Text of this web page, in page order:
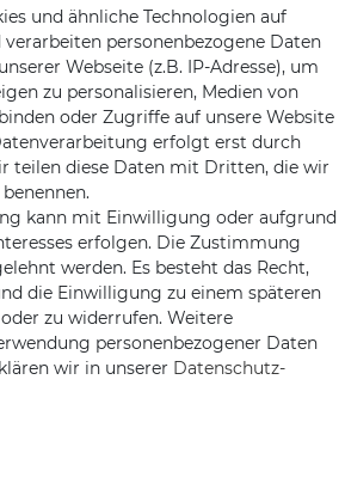
Klindt-Str. 5
22926 Ahrensburg
auf Facebook
auf Twitter
Schnellversand auf YouTube
Schnellversand auf
Schnellversand
und ähnliche Technologien auf
personenbezogene Daten
Webseite (z.B. IP-Adresse), um
zu personalisieren, Medien von
oder Zugriffe auf unsere Website
erfolgt erst durch
teilen diese Daten mit Dritten, die wir
kann mit Einwilligung oder aufgrund
erfolgen. Die Zustimmung
werden. Es besteht das Recht,
die Einwilligung zu einem späteren
zu widerrufen. Weitere
personenbezogener Daten
wir in unserer Daten­schutz­